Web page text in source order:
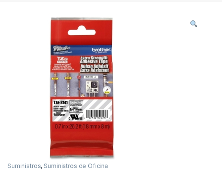
Suministros, Suministros de Oficina